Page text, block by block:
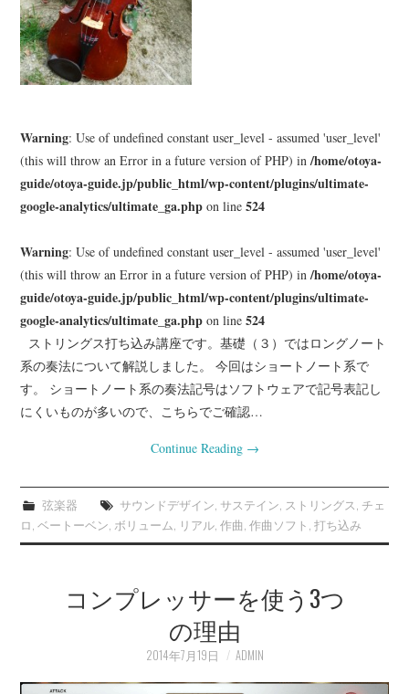
Warning: Use of undefined constant user_level - assumed 'user_level'
(this will throw an Error in a future version of PHP) in/home/otoya-
guide/otoya-guide.jp/public_html/wp-content/plugins/ultimate-
google-analytics/ultimate_ga.php on line524
Warning: Use of undefined constant user_level - assumed 'user_level'
(this will throw an Error in a future version of PHP) in/home/otoya-
guide/otoya-guide.jp/public_html/wp-content/plugins/ultimate-
google-analytics/ultimate_ga.php on line524
ストリングス打ち込み講座です。基礎（３）ではロングノート
系の奏法について解説しました。 今回はショートノート系で
す。 ショートノート系の奏法記号はソフトウェアで記号表記し
にくいものが多いので、こちらでご確認…
Continue Reading →
弦楽器 サウンドデザイン, サステイン, ストリングス, チェ
ロ,ベートーベン, ボリューム, リアル,作曲,作曲ソフト ,打ち込み
コンプレッサーを使う3つ
の理由
2014年7月19日 ADMIN